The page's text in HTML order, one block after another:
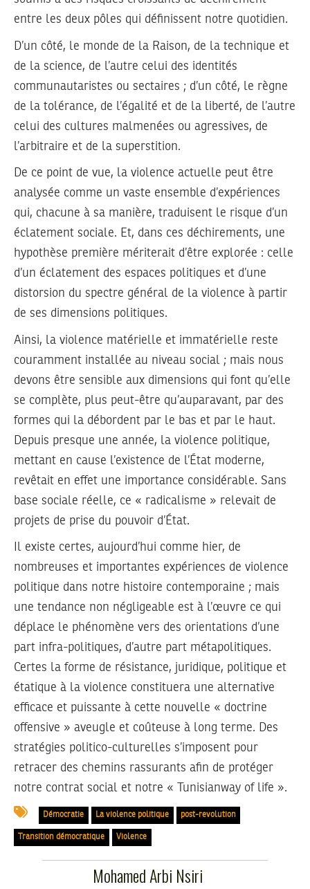
entre les deux pôles qui définissent notre quotidien.
D’un côté, le monde de la Raison, de la technique et
de la science, de l’autre celui des identités
communautaristes ou sectaires ; d’un côté, le règne
de la tolérance, de l’égalité et de la liberté, de l’autre
celui des cultures malmenées ou agressives, de
l’arbitraire et de la superstition.
De ce point de vue, la violence actuelle peut être
analysée comme un vaste ensemble d’expériences
qui, chacune à sa manière, traduisent le risque d’un
éclatement sociale. Et, dans ces déchirements, une
hypothèse première mériterait d’être explorée : celle
d’un éclatement des espaces politiques et d’une
distorsion du spectre général de la violence à partir
de ses dimensions politiques.
Ainsi, la violence matérielle et immatérielle reste
couramment installée au niveau social ; mais nous
devons être sensible aux dimensions qui font qu’elle
se complète, plus peut-être qu’auparavant, par des
formes qui la débordent par le bas et par le haut.
Depuis presque une année, la violence politique,
mettant en cause l’existence de l’État moderne,
revêtait en effet une importance considérable. Sans
base sociale réelle, ce « radicalisme » relevait de
projets de prise du pouvoir d’État.
Il existe certes, aujourd’hui comme hier, de
nombreuses et importantes expériences de violence
politique dans notre histoire contemporaine ; mais
une tendance non négligeable est à l’œuvre ce qui
déplace le phénomène vers des orientations d’une
part infra-politiques, d’autre part métapolitiques.
Certes la forme de résistance, juridique, politique et
étatique à la violence constituera une alternative
efficace et puissante à cette nouvelle « doctrine
offensive » aveugle et coûteuse à long terme. Des
stratégies politico-culturelles s’imposent pour
retracer des chemins rassurants afin de protéger
notre contrat social et notre « Tunisianway of life ».
Démocratie La violence politique post-revolution
Transition démocratique Violence
Mohamed Arbi Nsiri